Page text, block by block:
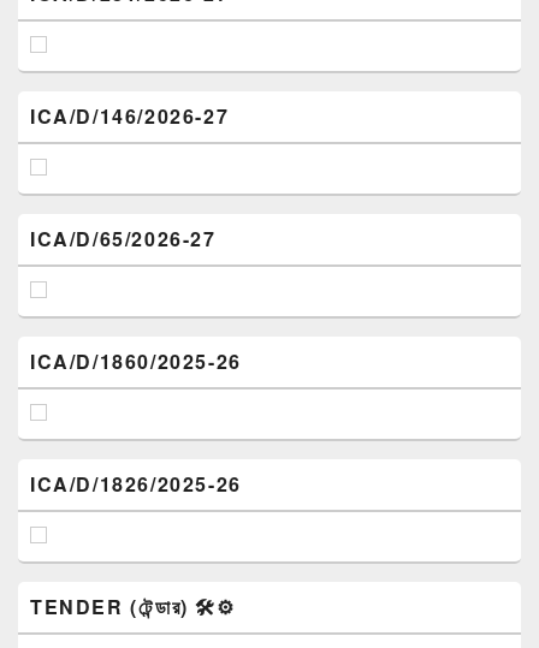
ICA/D/146/2026-27
ICA/D/65/2026-27
ICA/D/1860/2025-26
ICA/D/1826/2025-26
TENDER (টেন্ডার) 🛠️⚙️